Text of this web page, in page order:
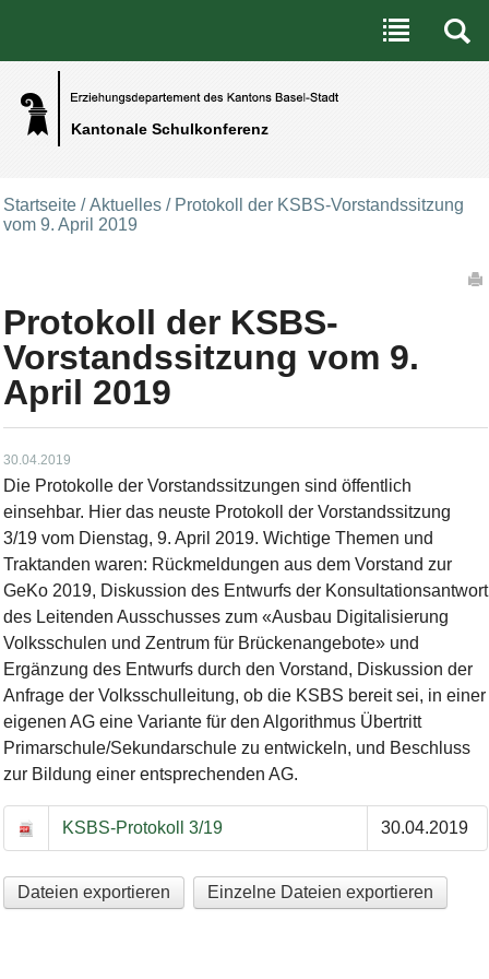
Kantonale Schulkonferenz
Benutzerspezifische Werkzeuge
Direkt zum Inhalt|Direkt zur Navigation
Startseite /Aktuelles / Protokoll der KSBS-Vorstandssitzung
vom 9. April 2019
Protokoll der KSBS-
Vorstandssitzung vom 9.
April 2019
30.04.2019
Die Protokolle der Vorstandssitzungen sind öffentlich
einsehbar. Hier das neuste Protokoll der Vorstandssitzung
3/19 vom Dienstag, 9. April 2019. Wichtige Themen und
Traktanden waren: Rückmeldungen aus dem Vorstand zur
GeKo 2019, Diskussion des Entwurfs der Konsultationsantwort
des Leitenden Ausschusses zum «Ausbau Digitalisierung
Volksschulen und Zentrum für Brückenangebote» und
Ergänzung des Entwurfs durch den Vorstand, Diskussion der
Anfrage der Volksschulleitung, ob die KSBS bereit sei, in einer
eigenen AG eine Variante für den Algorithmus Übertritt
Primarschule/Sekundarschule zu entwickeln, und Beschluss
zur Bildung einer entsprechenden AG.
KSBS-Protokoll 3/19 30.04.2019
Dateien exportieren Einzelne Dateien exportieren